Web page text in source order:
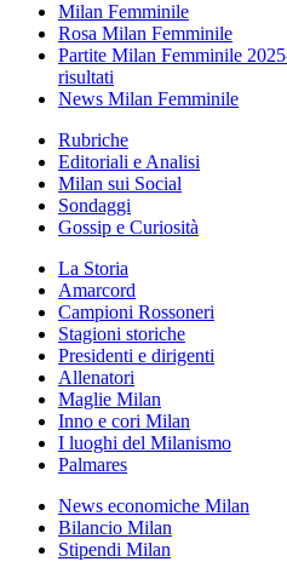
Milan Femminile
Rosa Milan Femminile
Partite Milan Femminile
risultati
News Milan Femminile
Rubriche
Editoriali e Analisi
Milan sui Social
Sondaggi
Gossip e Curiosità
La Storia
Amarcord
Campioni Rossoneri
Stagioni storiche
Presidenti e dirigenti
Allenatori
Maglie Milan
Inno e cori Milan
I luoghi del Milanismo
Palmares
News economiche Milan
Bilancio Milan
Stipendi Milan